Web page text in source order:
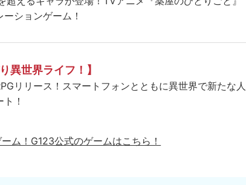
ションゲーム！
異世界ライフ！】
リリース！スマートフォンとともに異世界で新たな人
！
ム！ G123公式のゲームはこちら！